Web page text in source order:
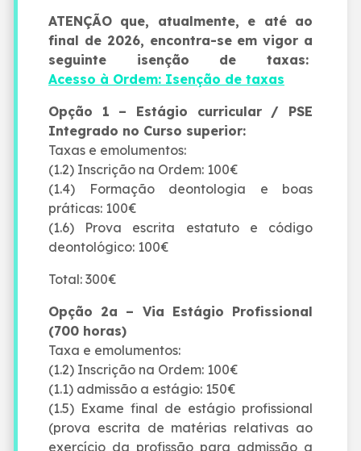
ATENÇÃO que, atualmente, e até ao
final de 2026, encontra-se em vigor a
seguinte isenção de taxas:
Acesso à Ordem: Isenção de taxas
Opção 1 – Estágio curricular / PSE
Integrado no Curso superior:
Taxas e emolumentos:
(1.2) Inscrição na Ordem: 100€
(1.4) Formação deontologia e boas
práticas: 100€
(1.6) Prova escrita estatuto e código
deontológico: 100€
Total: 300€
Opção 2a – Via Estágio Profissional
(700 horas)
Taxa e emolumentos:
(1.2) Inscrição na Ordem: 100€
(1.1) admissão a estágio: 150€
(1.5) Exame final de estágio profissional
(prova escrita de matérias relativas ao
exercício da profissão para admissão a